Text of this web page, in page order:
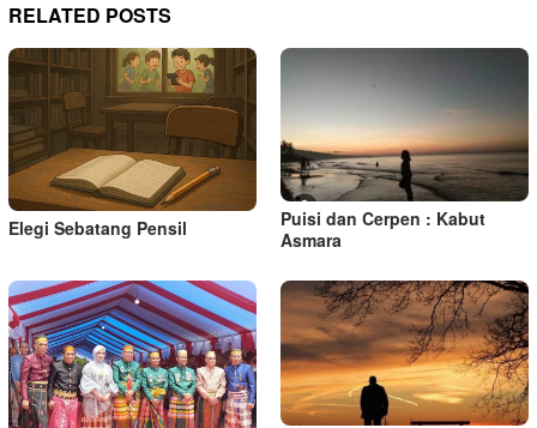
RELATED POSTS
Elegi Sebatang Pensil
Puisi dan Cerpen : Kabut
Asmara